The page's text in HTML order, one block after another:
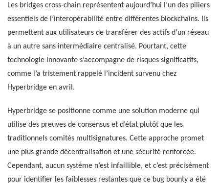
Les bridges cross-chain représentent aujourd’hui l’un des piliers
essentiels de l’interopérabilité entre différentes blockchains. Ils
permettent aux utilisateurs de transférer des actifs d’un réseau
à un autre sans intermédiaire centralisé. Pourtant, cette
technologie innovante s’accompagne de risques significatifs,
comme l’a tristement rappelé l’incident survenu chez
Hyperbridge en avril.
Hyperbridge se positionne comme une solution moderne qui
utilise des preuves de consensus et d’état plutôt que les
traditionnels comités multisignatures. Cette approche promet
une plus grande décentralisation et une sécurité renforcée.
Cependant, aucun système n’est infaillible, et c’est précisément
pour identifier les faiblesses restantes que ce bug bounty a été